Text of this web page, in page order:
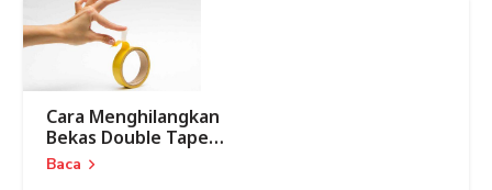
Cara Menghilangkan
Bekas Double Tape
dengan Mudah
Baca